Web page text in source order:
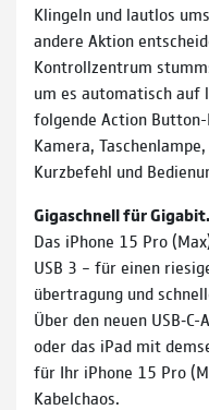
Klingeln und lautlos
andere Aktion
Kontrollzentrum
um es automatisch auf
folgende Action
Kamera,
Kurzbefehl und
Gigaschnell für Gigabit.
Das iPhone 15 Pro
USB 3 – für einen
übertragung und
Über den neuen
oder das iPad mit
für Ihr iPhone 15 Pro
Kabelchaos.